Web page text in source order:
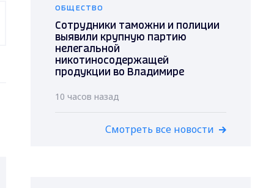
ОБЩЕСТВО
Сотрудники таможни и полиции
выявили крупную партию
нелегальной
никотиносодержащей
продукции во Владимире
10 часов назад
Смотреть все новости